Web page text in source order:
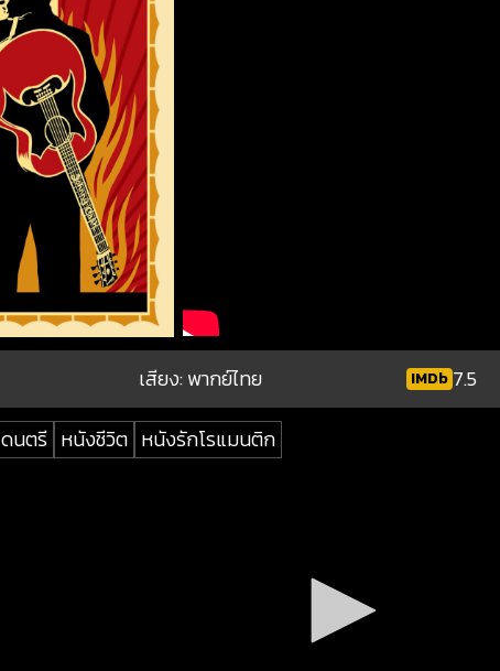
เสียง: พากย์ไทย IMDb 7.5
ดนตรี หนังชีวิต หนังรักโรแมนติก